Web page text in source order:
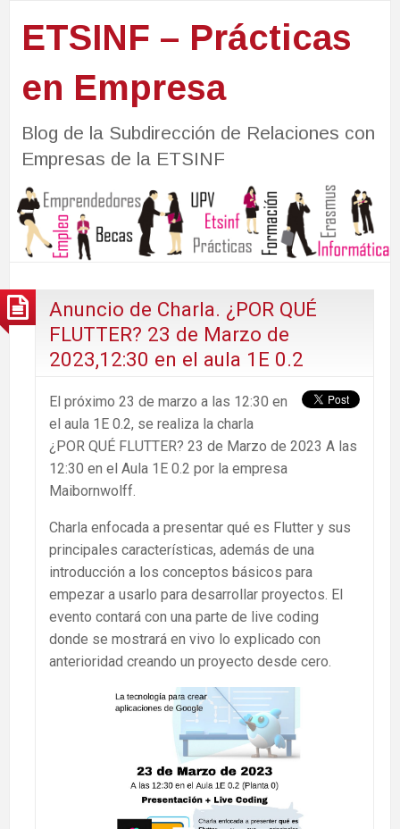
ETSINF – Prácticas
en Empresa
Blog de la Subdirección de Relaciones con
Empresas de la ETSINF
Anuncio de Charla. ¿POR QUÉ
FLUTTER? 23 de Marzo de
2023,12:30 en el aula 1E 0.2
El próximo 23 de marzo a las 12:30 en
el aula 1E 0.2, se realiza la charla
¿POR QUÉ FLUTTER? 23 de Marzo de 2023 A las
12:30 en el Aula 1E 0.2 por la empresa
Maibornwolff.
Charla enfocada a presentar qué es Flutter y sus
principales características, además de una
introducción a los conceptos básicos para
empezar a usarlo para desarrollar proyectos. El
evento contará con una parte de live coding
donde se mostrará en vivo lo explicado con
anterioridad creando un proyecto desde cero.